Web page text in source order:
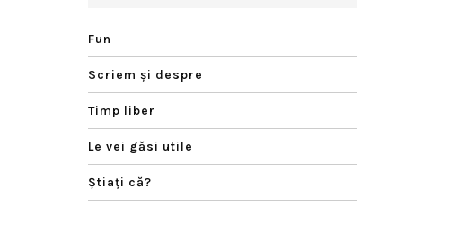
Fun
Scriem şi despre
Timp liber
Le vei găsi utile
Ştiaţi că?